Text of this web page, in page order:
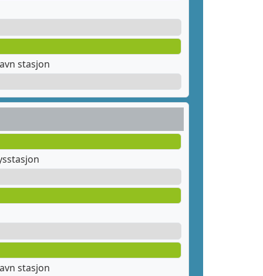
stasjon
stasjon